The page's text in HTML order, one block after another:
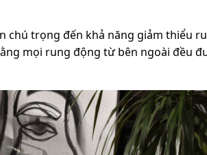
chú trọng đến khả năng giảm thiểu
mọi rung động từ bên ngoài đều